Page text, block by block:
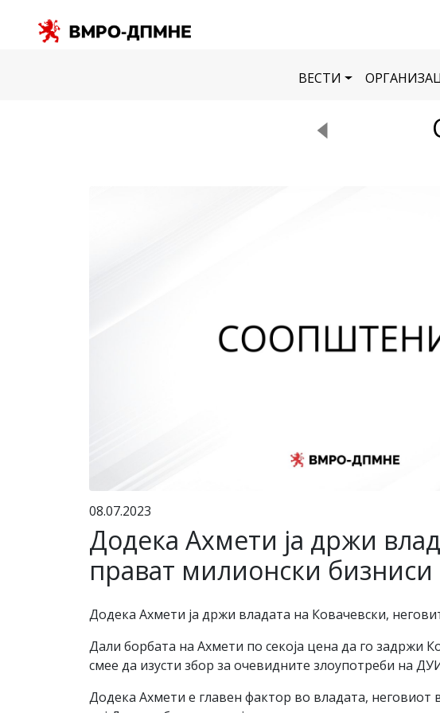
ВЕСТИ
08.07.2023
Додека Ахмети ја држи
прават милионски бизниси
Додека Ахмети ја држи владата на Ковачевски,
Дали борбата на Ахмети по секоја цена да го задржи
смее да изусти збор за очевидните злоупотреби на
Додека Ахмети е главен фактор во владата,